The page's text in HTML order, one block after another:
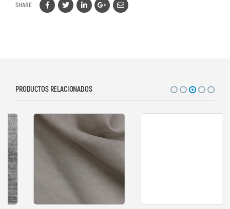
SHARE
PRODUCTOS RELACIONADOS